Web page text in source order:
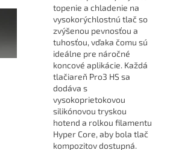
topenie a chladenie na
vysokorýchlostnú tlač so
zvýšenou pevnosťou a
tuhosťou, vďaka čomu sú
ideálne pre náročné
koncové aplikácie. Každá
tlačiareň Pro3 HS sa
dodáva s
vysokoprietokovou
silikónovou tryskou
hotend a rolkou filamentu
Hyper Core, aby bola tlač
kompozitov dostupná.